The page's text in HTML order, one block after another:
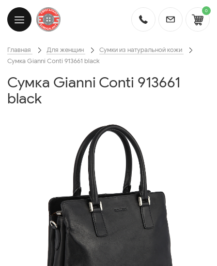
0
Главная Для женщин
Сумки из натуральной кожи
Сумка Gianni Conti 913661 black
Сумка Gianni Conti 913661
black